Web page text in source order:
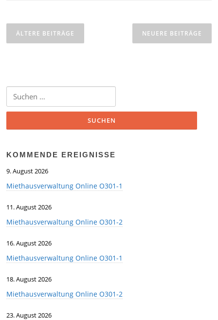
Beitragsnavigation
ÄLTERE BEITRÄGE NEUERE BEITRÄGE
nach:
KOMMENDE EREIGNISSE
9. August 2026
Miethausverwaltung Online O301-1
11. August 2026
Miethausverwaltung Online O301-2
16. August 2026
Miethausverwaltung Online O301-1
18. August 2026
Miethausverwaltung Online O301-2
23. August 2026